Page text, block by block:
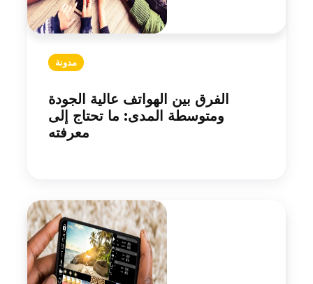
مدونة
الفرق بين الهواتف عالية الجودة
ومتوسطة المدى: ما تحتاج إلى
معرفته